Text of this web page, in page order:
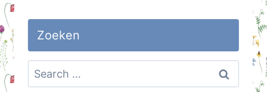
Zoeken
Search
for: